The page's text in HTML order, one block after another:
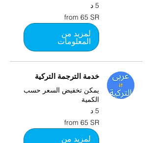
5 د
from
65
SR
from 65 SR
لمزيد من
المعلومات
خدمة الترجمة التركية
يمكن تخفيض السعر حسب
الكمية
5 د
from
65
SR
from 65 SR
لمزيد من